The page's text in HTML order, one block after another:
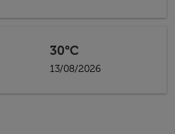
30°C
13/08/2026